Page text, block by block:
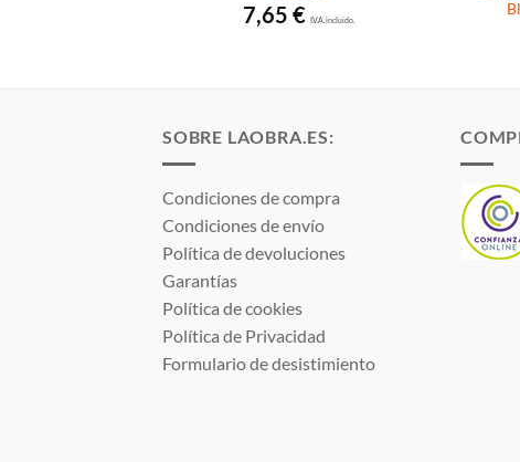
7,65 €I.V.A. incluido.
SOBRE LAOBRA.ES:
Condiciones de compra
Condiciones de envío
Política de devoluciones
Garantías
Política de cookies
Política de Privacidad
Formulario de desistimiento